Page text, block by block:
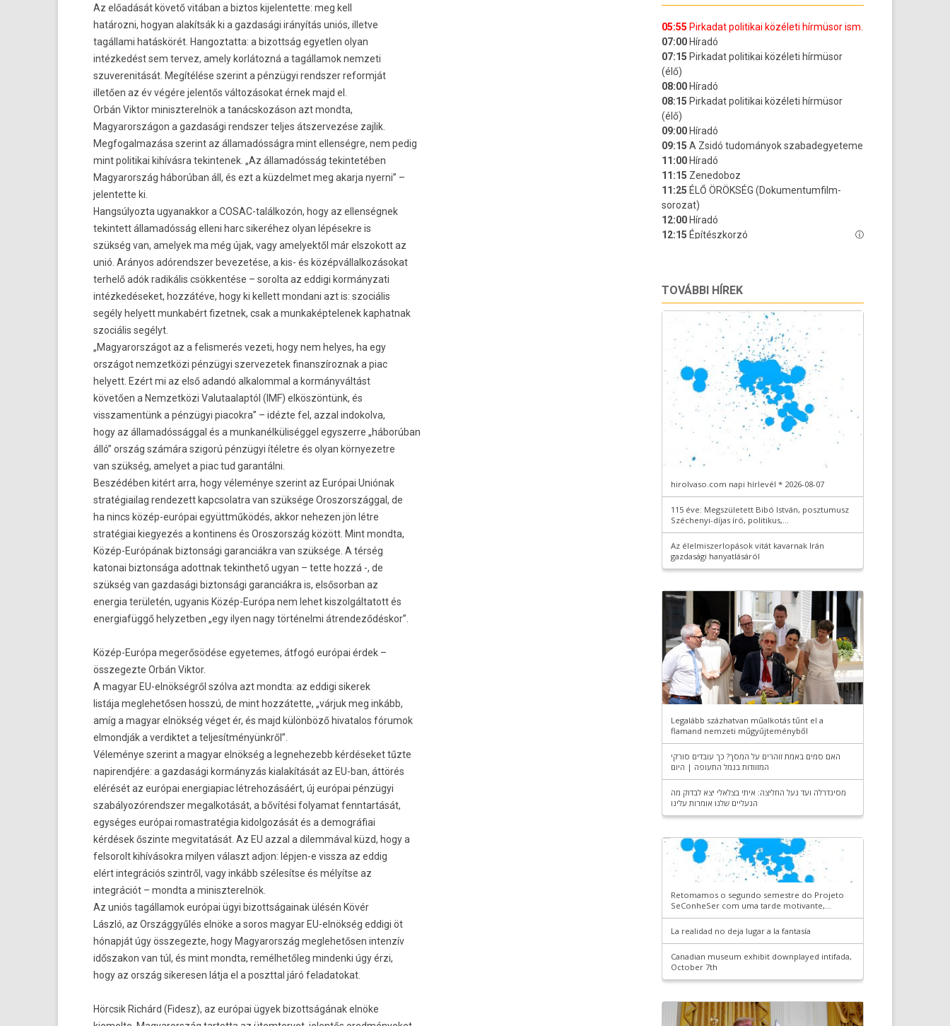
Az előadását követő vitában a bi­ztos kijelen­tette: meg kell
határozni, hogyan alakítsák ki a gaz­dasági irányítás uniós, il­let­ve
tagállami hatáskörét. Han­goz­tatta: a bi­zottság egyetl­en olyan
intézkedést sem ter­vez, amely korlátozná a tagál­lamok nem­zeti
szuverenitását. Megítélése szerint a pénzügyi re­ndsz­er re­formját
illetően az év végére jelen­tős változásokat érnek majd el.
Orbán Vik­tor miniszterel­nök a tanácskozáson azt mondta,
Magyarországon a gaz­dasági re­ndsz­er tel­jes átszer­vezése zaj­lik.
Meg­fogal­mazása szerint az államadós­ságra mint el­lenség­re, nem pedig
mint politikai kihívásra tekin­tenek. „Az államadós­ság tekin­tetéb­en
Magyarország háborúban áll, és ezt a küz­delmet meg akar­ja nyer­ni” –
jelen­tette ki.
Han­gsúlyoz­ta ugyanak­kor a COSAC-találkozón, hogy az el­lenség­nek
tekin­tett államadós­ság el­leni harc sikeréhez olyan lépésekre is
szükség van, amelyek ma még újak, vagy amelyek­től már elszokott az
unió. Arányos adórendsz­er be­vezetése, a kis- és közép­vállal­kozásokat
ter­helő adók radikális csökkentése – sorol­ta az ed­digi kor­mányzati
intézkedéseket, hozzátéve, hogy ki kel­lett mon­dani azt is: szociális
segély helyett mun­kabért fizet­nek, csak a mun­kakép­telenek kap­hatnak
szociális segélyt.
„Magyarországot az a felis­merés vezeti, hogy nem helyes, ha egy
országot nem­zetközi pénzügyi szer­vezetek fin­anszíroz­nak a piac
helyett. Ezért mi az első adandó al­kalomm­al a kormányváltást
követően a Nem­zetközi Valutaalap­tól (IMF) elköszöntünk, és
visszamen­tünk a pénzügyi piacok­ra” – idézte fel, azzal in­dokol­va,
hogy az államadós­ságg­al és a mun­kanél­küliség­gel egys­zerre „háborúban
álló” ország számára szigorú pénzügyi ítéletre és olyan kör­nyezet­re
van szükség, amelyet a piac tud garan­tálni.
Beszédében kitért arra, hogy véleménye szerint az Európai Uniónak
stratégiailag re­ndezett kapcsolat­ra van szüksége Oros­zországg­al, de
ha nincs közép-európai együttműködés, akkor nehez­en jön létre
stratégiai kiegyezés a kon­tinens és Oros­zország között. Mint mondta,
Közép-Európának bi­zton­sági garan­ciák­ra van szüksége. A térség
katonai bi­zton­sága adottnak tekinthető ugyan – tette hozzá -, de
szükség van gaz­dasági bi­zton­sági garan­ciák­ra is, el­sősor­ban az
en­er­gia területén, ugyanis Közép-Európa nem lehet kis­zolgál­tatott és
en­er­giafüggő helyzetb­en „egy ilyen nagy történelmi átren­deződés­kor”.
Közép-Európa megerősödése egyetemes, átfogó európai érdek –
összegez­te Orbán Vik­tor.
A magyar EU-elnökségről szólva azt mondta: az ed­digi sikerek
listája meg­lehetős­en hosszú, de mint hozzátette, „várjuk meg inkább,
amíg a magyar elnökség véget ér, és majd különböző hivatalos fórumok
el­mondják a ver­diktet a tel­jesít­ményünkről”.
Véleménye szerint a magyar elnökség a leg­nehezebb kérdéseket tűzte
napirendjére: a gaz­dasági kormányzás kialakítását az EU-ban, áttörés
elérését az európai en­er­giapiac lét­rehozásáért, új európai pénzügyi
szabályozórendsz­er megal­kotását, a bővítési folyamat fenntar­tását,
egységes európai romastratégia kidol­gozását és a de­mog­ráfiai
kérdések őszin­te meg­vitatását. Az EU azzal a di­lem­máv­al küzd, hogy a
fel­sorolt kihívásokra mily­en választ adjon: lépjen-e vissza az eddig
elért in­teg­rációs szintről, vagy inkább szélesítse és mélyítse az
in­teg­rációt – mondta a miniszterel­nök.
Az uniós tagál­lamok európai ügyi bi­zottságainak ülésén Kövér
László, az Országgyűlés elnöke a soros magyar EU-elnökség ed­digi öt
hónapját úgy összegez­te, hogy Magyarország meg­lehetős­en in­ten­zív
idős­zakon van túl, és mint mondta, remélhetőleg min­denki úgy érzi,
hogy az ország sikeres­en látja el a posztt­al járó feladatokat.
Hörcsik Richárd (Fidesz), az európai ügyek bi­zottságának elnöke
TOVÁBBI HÍREK